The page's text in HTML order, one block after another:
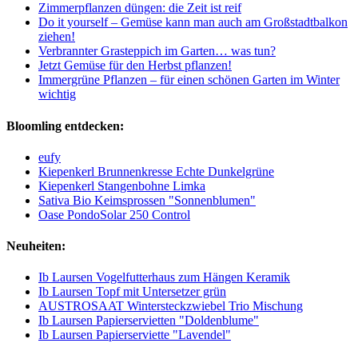
Zimmerpflanzen düngen: die Zeit ist reif
Do it yourself – Gemüse kann man auch am Großstadtbalkon
ziehen!
Verbrannter Grasteppich im Garten… was tun?
Jetzt Gemüse für den Herbst pflanzen!
Immergrüne Pflanzen – für einen schönen Garten im Winter
wichtig
Bloomling entdecken:
eufy
Kiepenkerl Brunnenkresse Echte Dunkelgrüne
Kiepenkerl Stangenbohne Limka
Sativa Bio Keimsprossen "Sonnenblumen"
Oase PondoSolar 250 Control
Neuheiten:
Ib Laursen Vogelfutterhaus zum Hängen Keramik
Ib Laursen Topf mit Untersetzer grün
AUSTROSAAT Wintersteckzwiebel Trio Mischung
Ib Laursen Papierservietten "Doldenblume"
Ib Laursen Papierserviette "Lavendel"